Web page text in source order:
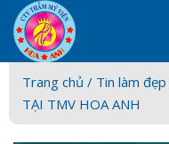
Skip
to
content
Trang chủ / Tin làm đẹp
TẠI TMV HOA ANH